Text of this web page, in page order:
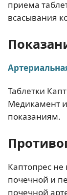
приема
всасывания
Таблетки
Медикамент
показаниям.
Каптопрес
почечной и
почечной